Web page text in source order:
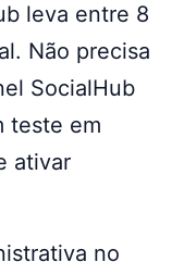
leva entre 8
Não precisa
SocialHub
teste em
ativar
no